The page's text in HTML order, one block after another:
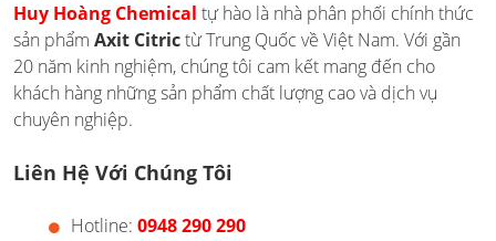
Huy Hoàng Chemical tự hào là nhà phân phối chính thức
sản phẩm Axit Citrictừ Trung Quốc về Việt Nam. Với gần
20 năm kinh nghiệm, chúng tôi cam kết mang đến cho
khách hàng những sản phẩm chất lượng cao và dịch vụ
chuyên nghiệp.
Liên Hệ Với Chúng Tôi
Hotline: 0948 290 290